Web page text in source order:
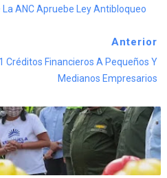
ANC Apruebe Ley Antibloqueo
Anterior
Créditos Financieros A Pequeños Y
Medianos Empresarios